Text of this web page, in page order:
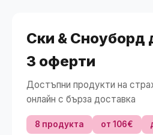
Ски & Сноуборд
3 оферти
Достъпни продукти на
онлайн с бърза доставка
8 продукта от 106€